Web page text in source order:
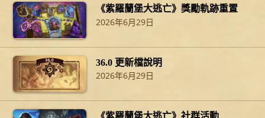
《紫羅蘭堡大逃亡》獎勵軌跡重置
2026年6月29日
36.0 更新檔說明
2026年6月29日